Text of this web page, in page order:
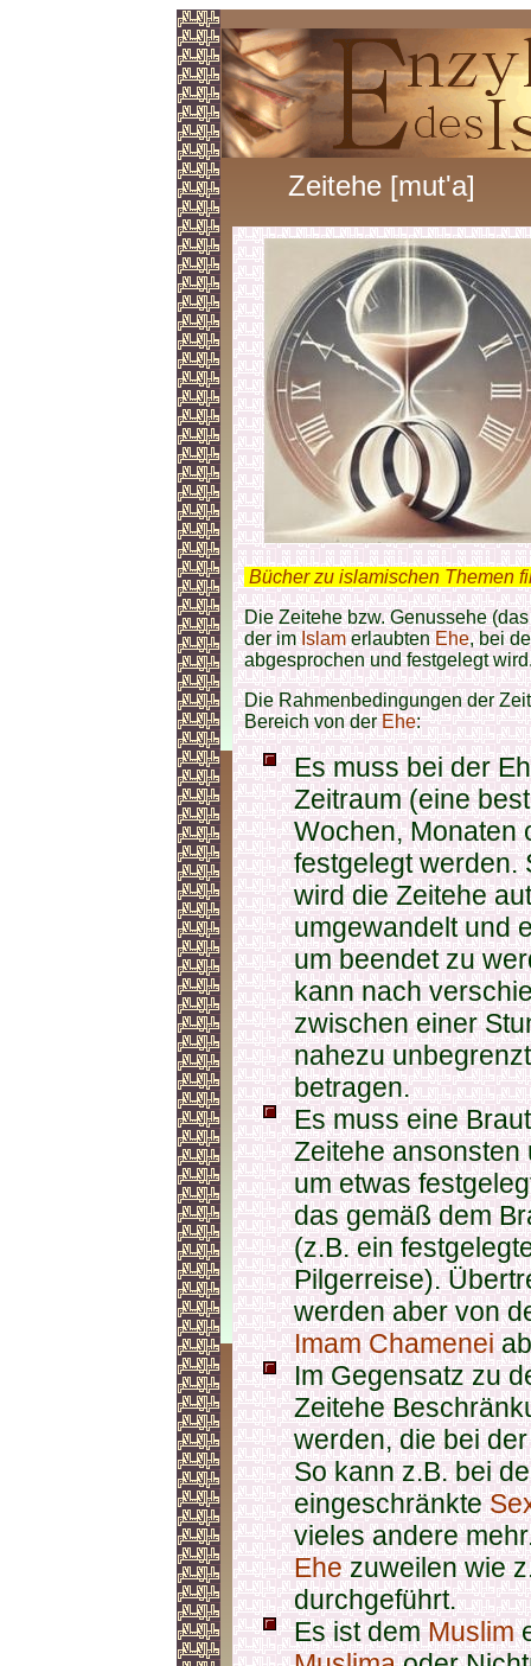
Zeitehe [mut'a]
Bücher zu islamischen Themen
Die Zeitehe bzw. Genussehe
der imIslamerlaubtenEhe, bei
abgesprochen und festgelegt
Die Rahmenbedingungen der
Bereich von derEhe:
Es muss bei der
Zeitraum (eine
Wochen, Monaten
festgelegt werden.
wird die Zeitehe
umgewandelt und
um beendet zu
kann nach
zwischen einer
nahezu
betragen.
Es muss eine
Zeitehe ansonsten
um etwas
das gemäß dem
(z.B. ein
Pilgerreise).
werden aber von
Imam Chamenei
Im Gegensatz zu
Zeitehe
werden, die bei
So kann z.B. bei
eingeschränkte
vieles andere
Ehezuweilen wie
durchgeführt.
Es ist demMuslim